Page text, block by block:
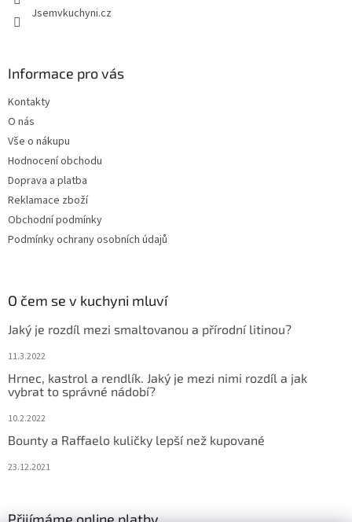
Jsemvkuchyni.cz
Informace pro vás
Kontakty
O nás
Vše o nákupu
Hodnocení obchodu
Doprava a platba
Reklamace zboží
Obchodní podmínky
Podmínky ochrany osobních údajů
O čem se v kuchyni mluví
Jaký je rozdíl mezi smaltovanou a přírodní litinou?
11.3.2022
Hrnec, kastrol a rendlík. Jaký je mezi nimi rozdíl a jak
vybrat to správné nádobí?
10.2.2022
Bounty a Raffaelo kuličky lepší než kupované
23.12.2021